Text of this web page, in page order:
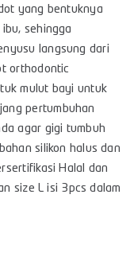
yang bentuknya
sehingga
langsung dari
orthodontic
mulut bayi untuk
pertumbuhan
agar gigi tumbuh
silikon halus dan
Halal dan
size L isi 3pcs dalam